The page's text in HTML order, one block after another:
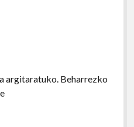
argitaratuko. Beharrezko